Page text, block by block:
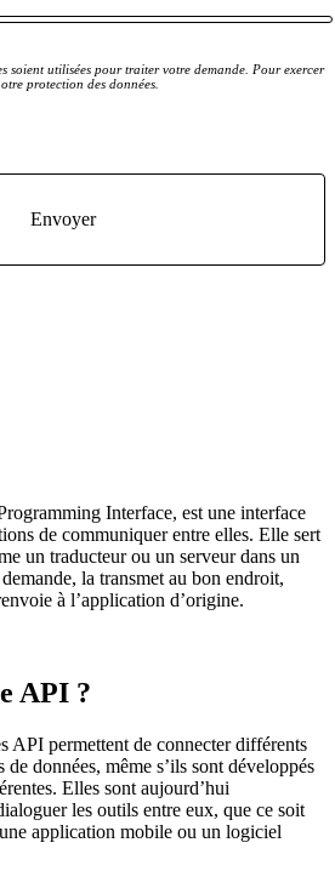
soient utilisées pour traiter votre demande. Pour exercer
protection des données.
Interface, est une interface
de communiquer entre elles. Elle sert
un traducteur ou un serveur dans un
la transmet au bon endroit,
à l’application d’origine.
API ?
API permettent de connecter différents
données, même s’ils sont développés
Elles sont aujourd’hui
les outils entre eux, que ce soit
application mobile ou un logiciel